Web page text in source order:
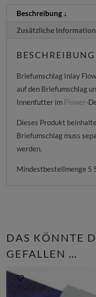
Beschreibung
Zusätzliche
BESCHREIBUNG
Briefumschlag Inlay
auf den Briefumschlag
Innenfutter im Flower-
Dieses Produkt
Briefumschlag muss
werden.
Mindestbestellmenge 5
DAS KÖNNTE
GEFALLEN …